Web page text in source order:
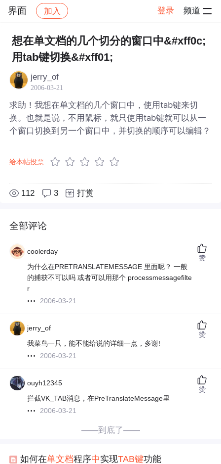
界面 加入 登录 频道
社区 界面 帖子详情
想在单文档的几个切分的窗口中&#xff0c;
用tab键切换&#xff01;
jerry_of
2006-03-21
求助！我想在单文档的几个窗口中，使用tab键来切
换。也就是说，不用鼠标，就只使用tab键就可以从一
个窗口切换到另一个窗口中，并切换的顺序可以编辑？
给本帖投票
112 3 打赏
全部评论
coolerday
为什么在PRETRANSLATEMESSAGE 里面呢？ 一般
的捕获不可以吗 或者可以用那个 processmessagefilte
r
2006-03-21
赞
jerry_of
我菜鸟一只，能不能给说的详细一点，多谢!
2006-03-21
赞
ouyh12345
拦截VK_TAB消息，在PreTranslateMessage里
2006-03-21
赞
——到底了——
如何在单文档程序中实现TAB键功能